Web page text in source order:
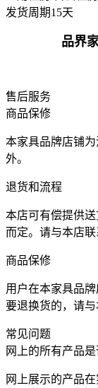
发货周期15天
品界
售后服务
商品保修
本家具品牌店铺
外。
退货和流程
本店可有偿提供
而定。请与本店联
商品保修
用户在本家具品
要退换货的，请与
常见问题
网上的所有产品
网上展示的产品